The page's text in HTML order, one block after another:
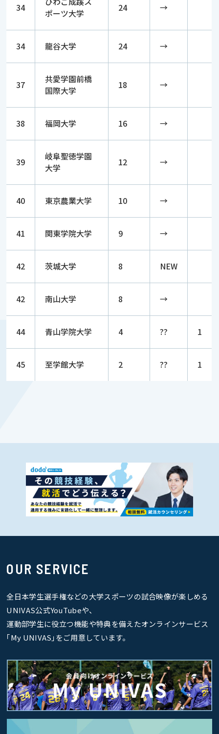
34
ポーツ大学
24 →
34 龍谷大学 24 →
37
共愛学園前橋
国際大学
18 →
38 福岡大学 16 →
39
岐阜聖徳学園
大学
12 →
40 東京農業大学 10 →
41 関東学院大学 9 →
42 茨城大学 8 NEW
42 南山大学 8 →
44 青山学院大学 4 ?? 1
45 至学館大学 2 ?? 1
OUR SERVICE
全日本学生選手権などの大学スポーツの試合映像が楽しめる
UNIVAS公式YouTubeや、
運動部学生に役立つ機能や特典を備えたオンラインサービス
｢My UNIVAS｣をご用意しています。